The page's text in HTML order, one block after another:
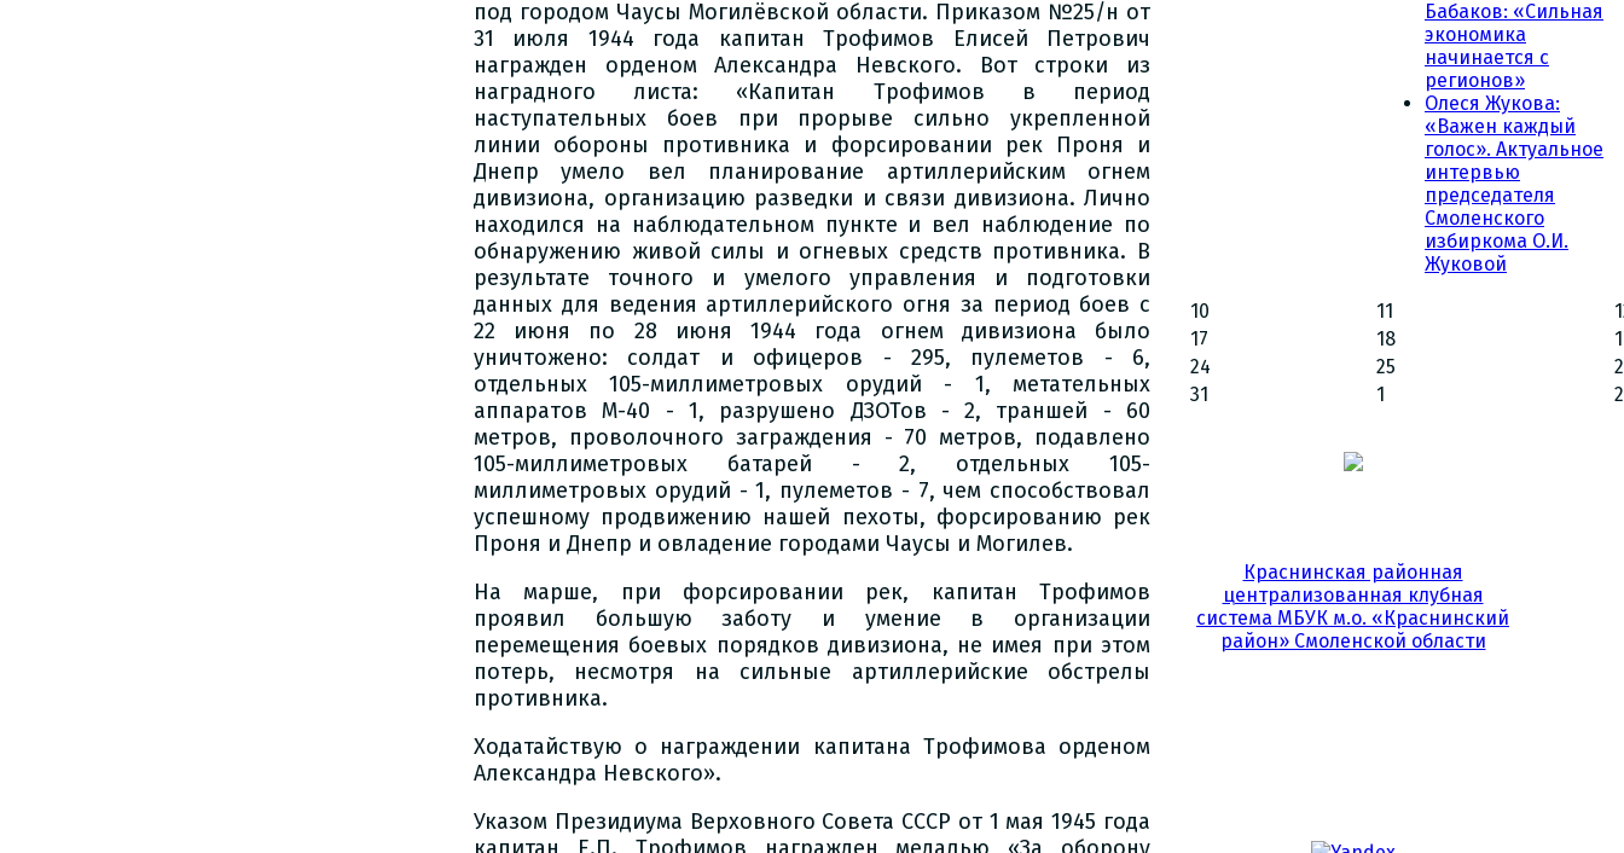
под городом Чаусы Могилёвской области. Приказом №25/н от
31 июля 1944 года капитан Трофимов Елисей Петрович
награжден орденом Александра Невского. Вот строки из
наградного листа: «Капитан Трофимов в период
наступательных боев при прорыве сильно укрепленной
линии обороны противника и форсировании рек Проня и
Днепр умело вел планирование артиллерийским огнем
дивизиона, организацию разведки и связи дивизиона. Лично
находился на наблюдательном пункте и вел наблюдение по
обнаружению живой силы и огневых средств противника. В
результате точного и умелого управления и подготовки
данных для ведения артиллерийского огня за период боев с
22 июня по 28 июня 1944 года огнем дивизиона было
уничтожено: солдат и офицеров - 295, пулеметов - 6,
отдельных 105-миллиметровых орудий - 1, метательных
аппаратов М-40 - 1, разрушено ДЗОТов - 2, траншей - 60
метров, проволочного заграждения - 70 метров, подавлено
105-миллиметровых батарей - 2, отдельных 105-
миллиметровых орудий - 1, пулеметов - 7, чем способствовал
успешному продвижению нашей пехоты, форсированию рек
Проня и Днепр и овладение городами Чаусы и Могилев.
На марше, при форсировании рек, капитан Трофимов
проявил большую заботу и умение в организации
перемещения боевых порядков дивизиона, не имея при этом
потерь, несмотря на сильные артиллерийские обстрелы
противника.
Ходатайствую о награждении капитана Трофимова орденом
Александра Невского».
Указом Президиума Верховного Совета СССР от 1 мая 1945 года
Бабаков: «Сильная
экономика
начинается с
регионов»
Олеся Жукова:
«Важен каждый
голос». Актуальное
интервью
председателя
Смоленского
избиркома О.И.
Жуковой
10 11
17
18
24
25
31
1 2
Краснинская районная
централизованная клубная
система МБУК м.о. «Краснинский
район» Смоленской области